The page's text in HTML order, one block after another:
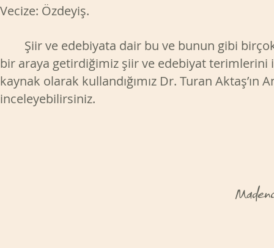
Vecize: Özdeyiş.
Şiir ve edebiyata dair bu ve bunun gibi
bir araya getirdiğimiz şiir ve edebiyat terimlerini
kaynak olarak kullandığımız Dr. Turan
inceleyebilirsiniz.